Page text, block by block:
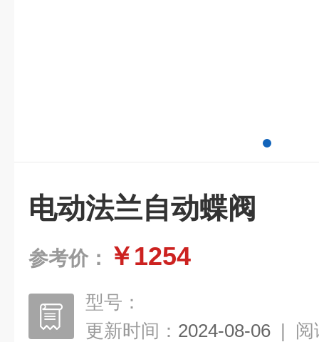
电动法兰自动蝶阀
参考价： ￥1254
型号：
更新时间： 2024-08-06 | 阅